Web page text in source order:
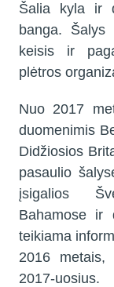
Šalia kyla ir
banga. Šalys
keisis ir
plėtros
Nuo 2017
duomenimis
Didžiosios
pasaulio
įsigalios
Bahamose ir
teikiama
2016
2017-